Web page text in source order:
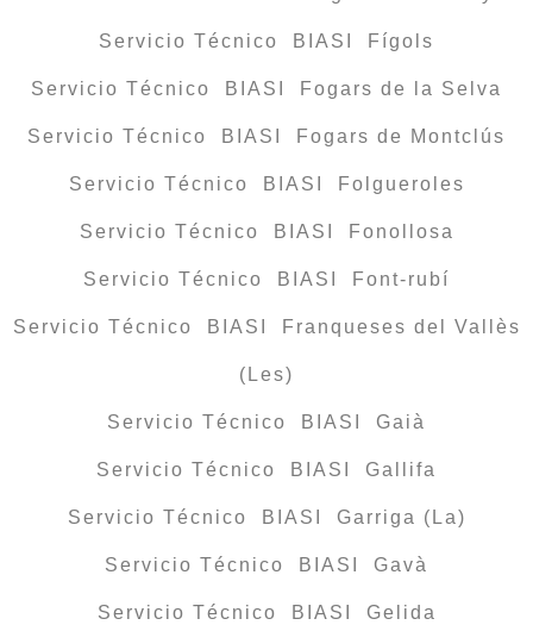
Servicio Técnico BIASI Fígols
Servicio Técnico BIASI Fogars de la Selva
Servicio Técnico BIASI Fogars de Montclús
Servicio Técnico BIASI Folgueroles
Servicio Técnico BIASI Fonollosa
Servicio Técnico BIASI Font-rubí
Servicio Técnico BIASI Franqueses del Vallès
(Les)
Servicio Técnico BIASI Gaià
Servicio Técnico BIASI Gallifa
Servicio Técnico BIASI Garriga (La)
Servicio Técnico BIASI Gavà
Servicio Técnico BIASI Gelida